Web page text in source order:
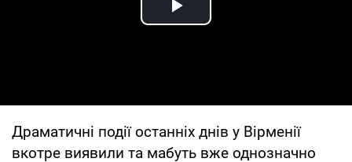
Play Video
Драматичні події останніх днів у Вірменії
вкотре виявили та мабуть вже однозначно